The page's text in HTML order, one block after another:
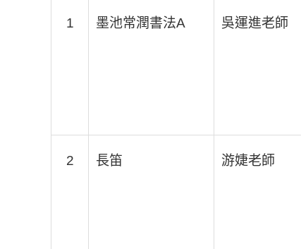
1 墨池常潤書法A 吳運進老師
2 長笛 游婕老師